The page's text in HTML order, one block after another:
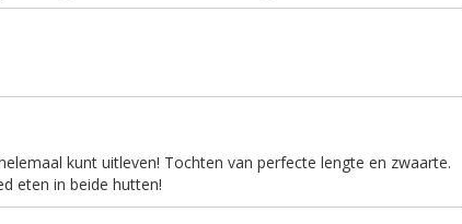
kunt uitleven! Tochten van perfecte lengte en zwaarte.
eten in beide hutten!